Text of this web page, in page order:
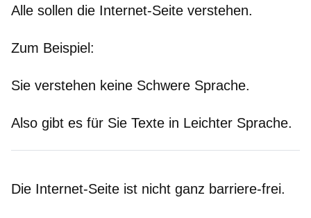
Alle sollen die Internet-Seite verstehen.
Zum Beispiel:
Sie verstehen keine Schwere Sprache.
Also gibt es für Sie Texte in Leichter Sprache.
Die Internet-Seite ist nicht ganz barriere-frei.